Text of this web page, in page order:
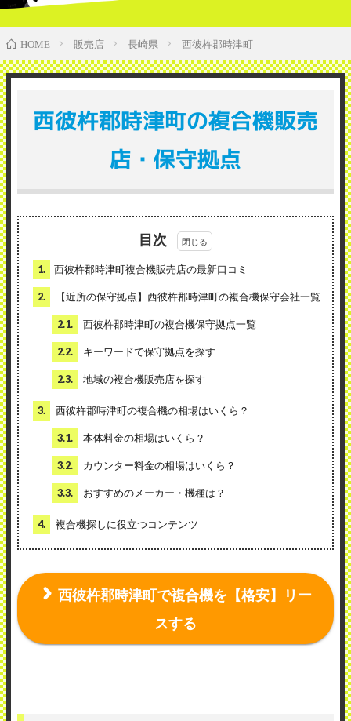
HOME 販売店 長崎県 西彼杵郡時津町
西彼杵郡時津町の複合機販売
店・保守拠点
目次
1. 西彼杵郡時津町複合機販売店の最新口コミ
2. 【近所の保守拠点】西彼杵郡時津町の複合機保守会社一覧
2.1. 西彼杵郡時津町の複合機保守拠点一覧
2.2. キーワードで保守拠点を探す
2.3. 地域の複合機販売店を探す
3. 西彼杵郡時津町の複合機の相場はいくら？
3.1. 本体料金の相場はいくら？
3.2. カウンター料金の相場はいくら？
3.3. おすすめのメーカー・機種は？
4. 複合機探しに役立つコンテンツ
西彼杵郡時津町で複合機を【格安】リー
スする